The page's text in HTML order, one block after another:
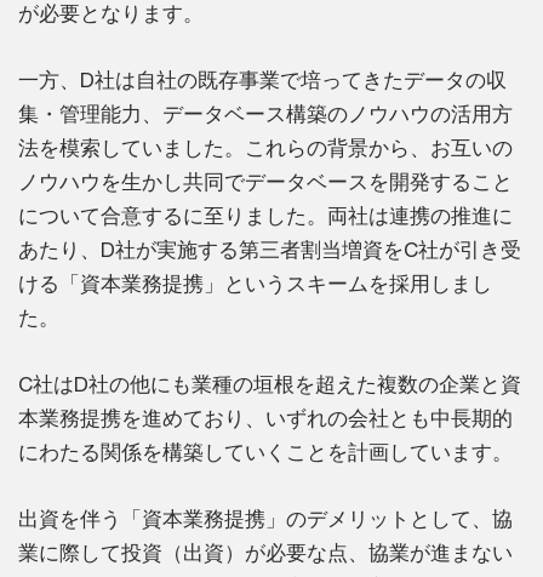
が必要となります。
一方、D社は自社の既存事業で培ってきたデータの収
集・管理能力、データベース構築のノウハウの活用方
法を模索していました。これらの背景から、お互いの
ノウハウを生かし共同でデータベースを開発すること
について合意するに至りました。両社は連携の推進に
あたり、D社が実施する第三者割当増資をC社が引き受
ける「資本業務提携」というスキームを採用しまし
た。
C社はD社の他にも業種の垣根を超えた複数の企業と資
本業務提携を進めており、いずれの会社とも中長期的
にわたる関係を構築していくことを計画しています。
出資を伴う「資本業務提携」のデメリットとして、協
業に際して投資（出資）が必要な点、協業が進まない